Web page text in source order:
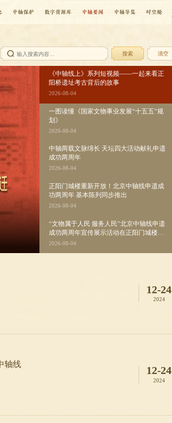
中轴保护 数字资源库 中轴要闻 中轴导览 时空舱
搜索 清空
《中轴线上》系列短视频——一起来看正
阳桥遗址考古背后的故事
2026-08-04
一图读懂《国家文物事业发展“十五五”规
划》
2026-08-04
中轴两载文脉绵长 天坛四大活动献礼申遗
成功两周年
2026-08-04
正阳门城楼重新开放！北京中轴线申遗成
功两周年 基本陈列同步推出
2026-08-04
“文物属于人民 服务人民”北京中轴线申遗
成功两周年宣传展示活动在正阳门城楼举
行
2026-08-04
12-24
2024
轴线
12-24
2024